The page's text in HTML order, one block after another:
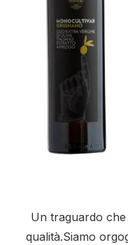
Un traguardo
qualità.Siamo